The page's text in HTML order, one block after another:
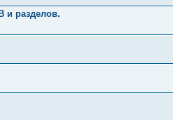
и разделов.